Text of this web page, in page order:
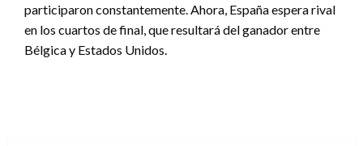
participaron constantemente. Ahora, España espera rival
en los cuartos de final, que resultará del ganador entre
Bélgica y Estados Unidos.